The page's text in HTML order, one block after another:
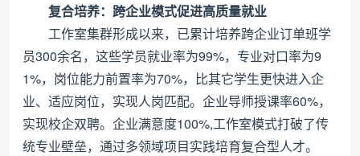
复合培养：跨企业模式促进高质量就业
工作室集群形成以来，已累计培养跨企业订单班学
员300余名，这些学员就业率为99%，专业对口率为9
1%，岗位能力前置率为70%，比其它学生更快进入企
业、适应岗位，实现人岗匹配。企业导师授课率60%，
实现校企双聘。企业满意度100%,工作室模式打破了传
统专业壁垒，通过多领域项目实践培育复合型人才。